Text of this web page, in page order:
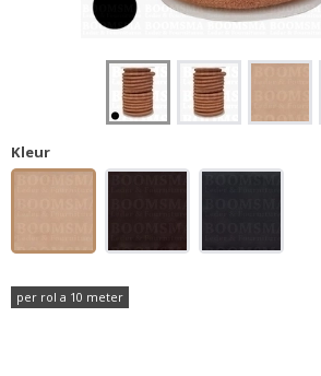
Kleur
per rol a 10 meter